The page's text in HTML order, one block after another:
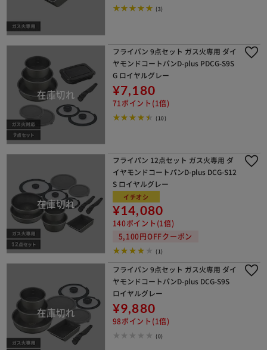
(3)
フライパン 9点セット ガス火専用 ダイ
ヤモンドコートパンD-plus PDCG-S9S
G ロイヤルグレー
¥7,180
71ポイント(1倍)
(10)
フライパン 12点セット ガス火専用 ダ
イヤモンドコートパンD-plus DCG-S12
S ロイヤルグレー
イチオシ
¥14,080
140ポイント(1倍)
5,100円OFFクーポン
(1)
フライパン 9点セット ガス火専用 ダイ
ヤモンドコートパンD-plus DCG-S9S
ロイヤルグレー
¥9,880
98ポイント(1倍)
(0)